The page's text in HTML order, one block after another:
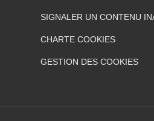
SIGNALER UN CONTENU
CHARTE COOKIES
GESTION DES COOKIES